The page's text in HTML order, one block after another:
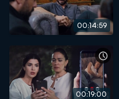
00:14:59
00:19:00